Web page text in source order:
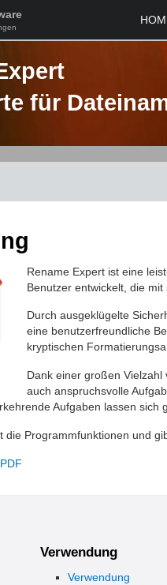
für
Rename Expert ist eine
Benutzer entwickelt, die
Durch ausgeklügelte
eine benutzerfreundliche
kryptischen
Dank einer großen
auch anspruchsvolle
Aufgaben lassen sich
die Programmfunktionen und
Verwendung
Verwendung